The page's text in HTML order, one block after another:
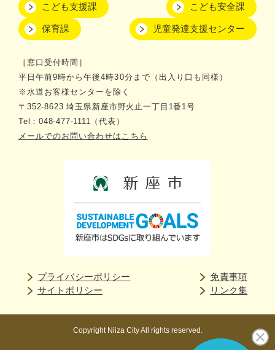
こども支援課
保育課
こども安全課
児童発達支援センター
［窓口受付時間］
平日午前9時から午後4時30分まで（出入り口も同様）
※水道お客様センターを除く
〒352-8623 埼玉県新座市野火止一丁目1番1号
Tel：048-477-1111（代表）
メールでのお問い合わせはこちら
プライバシーポリシー
免責事項
サイトポリシー
リンク集
Copyright Niiza City All rights reserved.